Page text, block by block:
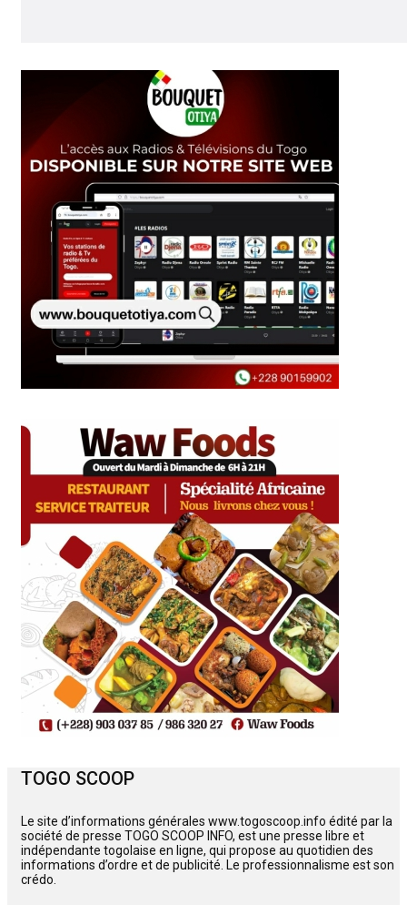
TOGO SCOOP
Le site d’informations générales www.togoscoop.info édité par la
société de presse TOGO SCOOP INFO, est une presse libre et
indépendante togolaise en ligne, qui propose au quotidien des
informations d’ordre et de publicité. Le professionnalisme est son
crédo.